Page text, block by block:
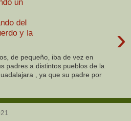
un
del
y la
›
de pequeño, iba de vez en
padres a distintos pueblos de la
, ya que su padre por